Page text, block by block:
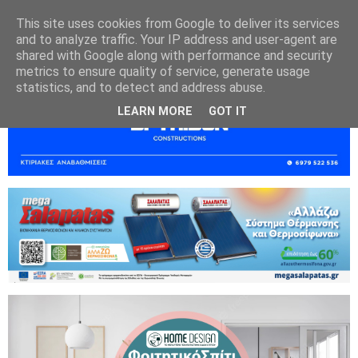
This site uses cookies from Google to deliver its services
and to analyze traffic. Your IP address and user-agent are
shared with Google along with performance and security
metrics to ensure quality of service, generate usage
statistics, and to detect and address abuse.
LEARN MORE GOT IT